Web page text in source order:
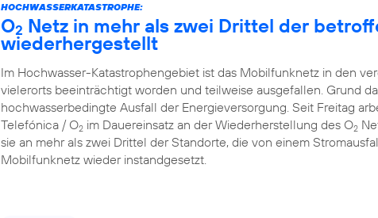
HOCHWASSERKATASTROPHE:
O2 Netz in mehr als zwei Drittel der
wiederhergestellt
Im Hochwasser-Katastrophengebiet ist das Mobilfunknetz in den
vielerorts beeinträchtigt worden und teilweise ausgefallen. Grund
hochwasserbedingte Ausfall der Energieversorgung. Seit Freitag
Telefónica / O2 im Dauereinsatz an der Wiederherstellung des O2
sie an mehr als zwei Drittel der Standorte, die von einem
Mobilfunknetz wieder instandgesetzt.